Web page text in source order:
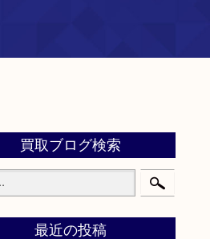
買取ブログ検索
最近の投稿